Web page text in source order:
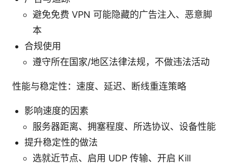
避免免费 VPN 可能隐藏的广告注入、恶意脚
本
合规使用
遵守所在国家/地区法律法规，不做违法活动
性能与稳定性：速度、延迟、断线重连策略
影响速度的因素
服务器距离、拥塞程度、所选协议、设备性能
提升稳定性的做法
选就近节点、启用 UDP 传输、开启 Kill